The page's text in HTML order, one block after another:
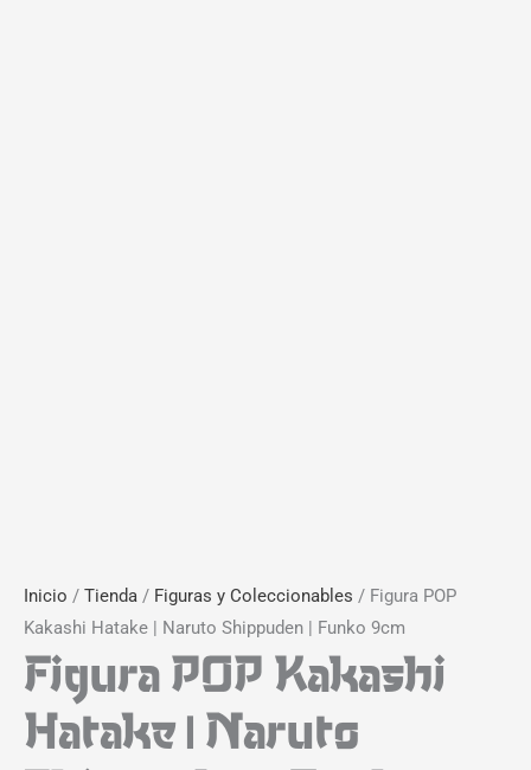
Inicio / Tienda / Figuras y Coleccionables / Figura POP
Kakashi Hatake | Naruto Shippuden | Funko 9cm
Figura POP Kakashi
Hatake | Naruto